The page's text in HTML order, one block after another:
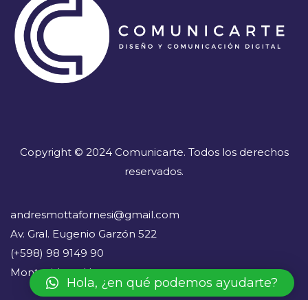
Copyright © 2024 Comunicarte. Todos los derechos
reservados.
andresmottafornesi@gmail.com
Av. Gral. Eugenio Garzón 522
(+598) 98 9149 90
Montevideo - Uruguay
Hola, ¿en qué podemos ayudarte?